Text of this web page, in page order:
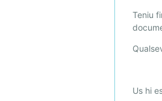
Teniu
Us hi